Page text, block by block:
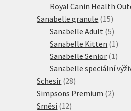
Royal Canin Health
Sanabelle granule 1515
Sanabelle Adult 55
Sanabelle Kitten 1 1
Sanabelle Senior 1 1
Sanabelle speciální
Schesir 2828
produktů
Simpsons Premium 22
Směsi 1212